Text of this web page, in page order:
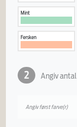
Mint
Fersken
2 Angiv antal
Angiv først farve(r)